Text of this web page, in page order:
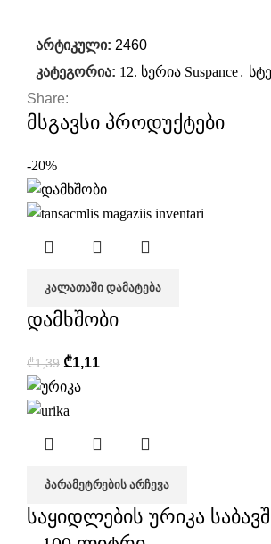
არტიკული: 2460
კატეგორია: 12. სერია Suspance,
Share:
მსგავსი პროდუქტები
-20%
ᲙᲐᲚᲐᲗᲐᲨᲘ ᲓᲐᲛᲐᲢᲔᲑᲐ
დამხშობი
₾1,39 ₾1,11
ᲞᲐᲠᲐᲛᲔᲢᲠᲔᲑᲘᲡ ᲐᲠᲩᲔᲕᲐ
საყიდლების ურიკა